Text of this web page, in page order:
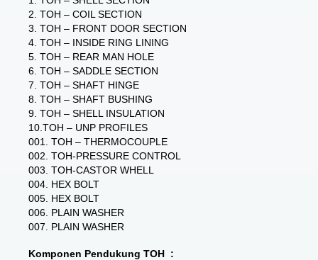
2. TOH – COIL SECTION
3. TOH – FRONT DOOR SECTION
4. TOH – INSIDE RING LINING
5. TOH – REAR MAN HOLE
6. TOH – SADDLE SECTION
7. TOH – SHAFT HINGE
8. TOH – SHAFT BUSHING
9. TOH – SHELL INSULATION
10.TOH – UNP PROFILES
001. TOH – THERMOCOUPLE
002. TOH-PRESSURE CONTROL
003. TOH-CASTOR WHELL
004. HEX BOLT
005. HEX BOLT
006. PLAIN WASHER
007. PLAIN WASHER
Komponen Pendukung TOH :